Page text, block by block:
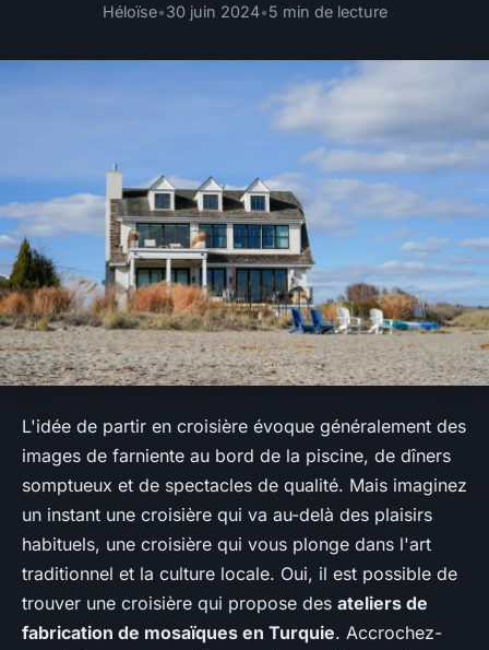
Héloïse•30 juin 2024•5 min de lecture
L'idée de partir en croisière évoque généralement des
images de farniente au bord de la piscine, de dîners
somptueux et de spectacles de qualité. Mais imaginez
un instant une croisière qui va au-delà des plaisirs
habituels, une croisière qui vous plonge dans l'art
traditionnel et la culture locale. Oui, il est possible de
trouver une croisière qui propose des ateliers de
fabrication de mosaïques en Turquie. Accrochez-